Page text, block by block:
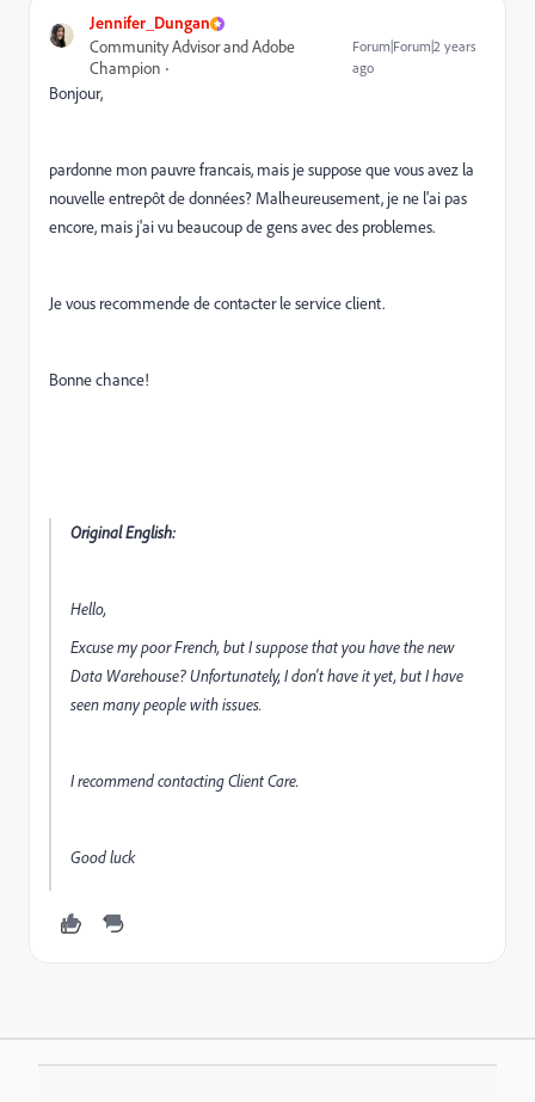
Jennifer_Dungan
Community Advisor and Adobe
Champion
Forum|Forum|2 years
ago
Bonjour,
pardonne mon pauvre francais, mais je suppose que vous avez la
nouvelle entrepôt de données? Malheureusement, je ne l'ai pas
encore, mais j'ai vu beaucoup de gens avec des problemes.
Je vous recommende de contacter le service client.
Bonne chance!
Original English:
Hello,
Excuse my poor French, but I suppose that you have the new
Data Warehouse? Unfortunately, I don't have it yet, but I have
seen many people with issues.
I recommend contacting Client Care.
Good luck